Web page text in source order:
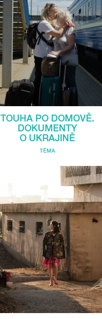
TOUHA PO DOMOVĚ.
DOKUMENTY
O UKRAJINĚ
TÉMA